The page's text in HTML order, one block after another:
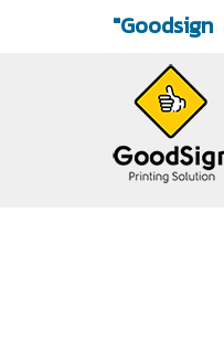
"Goodsign